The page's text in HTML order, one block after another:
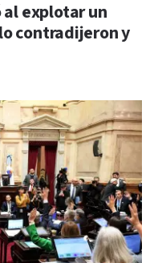
al explotar un
contradijeron y